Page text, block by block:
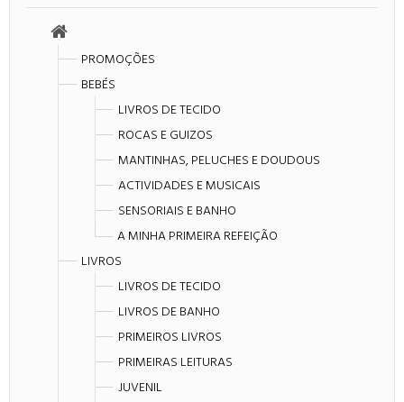
PROMOÇÕES
BEBÉS
LIVROS DE TECIDO
ROCAS E GUIZOS
MANTINHAS, PELUCHES E DOUDOUS
ACTIVIDADES E MUSICAIS
SENSORIAIS E BANHO
A MINHA PRIMEIRA REFEIÇÃO
LIVROS
LIVROS DE TECIDO
LIVROS DE BANHO
PRIMEIROS LIVROS
PRIMEIRAS LEITURAS
JUVENIL